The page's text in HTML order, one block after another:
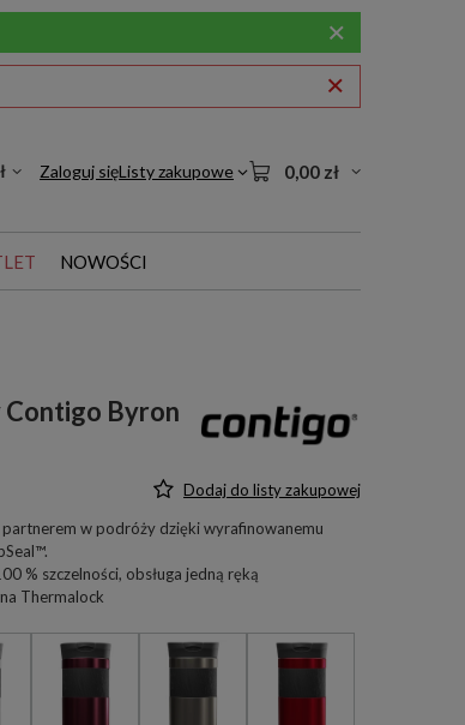
Zaloguj sięListy zakupowe 0,00 zł
NOWOŚCI
Byron
Dodaj do listy zakupowej
w podróży dzięki wyrafinowanemu
% szczelności, obsługa jedną ręką
Thermalock